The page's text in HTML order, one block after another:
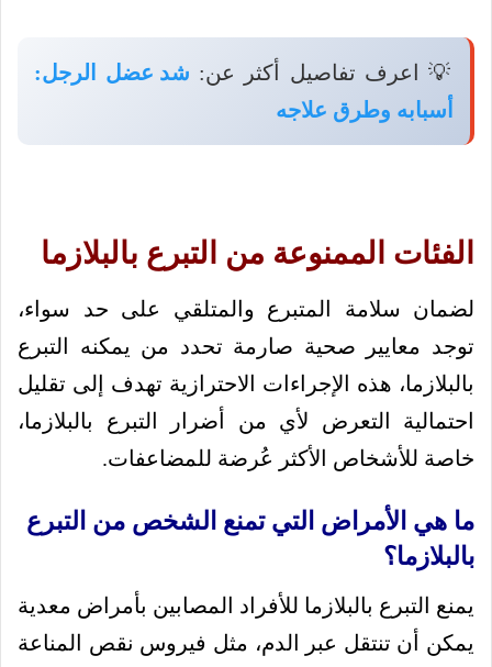
💡 اعرف تفاصيل أكثر عن: شد عضل الرجل:
أسبابه وطرق علاجه
الفئات الممنوعة من التبرع بالبلازما
لضمان سلامة المتبرع والمتلقي على حد سواء،
توجد معايير صحية صارمة تحدد من يمكنه التبرع
بالبلازما، هذه الإجراءات الاحترازية تهدف إلى تقليل
احتمالية التعرض لأي من أضرار التبرع بالبلازما،
خاصة للأشخاص الأكثر عُرضة للمضاعفات.
ما هي الأمراض التي تمنع الشخص من التبرع
بالبلازما؟
يمنع التبرع بالبلازما للأفراد المصابين بأمراض معدية
يمكن أن تنتقل عبر الدم، مثل فيروس نقص المناعة